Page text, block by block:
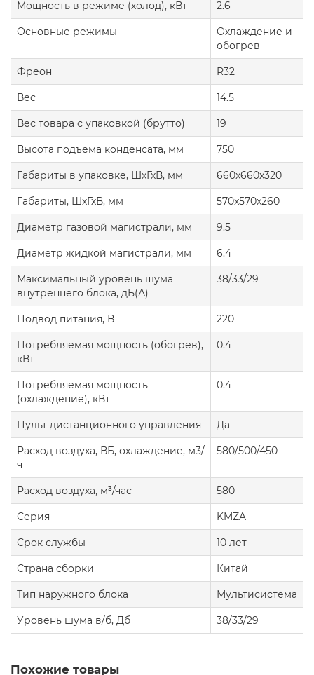
Мощность в режиме (холод), кВт 2.6
Основные режимы
Охлаждение и
обогрев
Фреон R32
Вес 14.5
Вес товара с упаковкой (брутто) 19
Высота подъема конденсата, мм 750
Габариты в упаковке, ШхГхВ, мм 660x660x320
Габариты, ШхГхВ, мм 570x570x260
Диаметр газовой магистрали, мм 9.5
Диаметр жидкой магистрали, мм 6.4
Максимальный уровень шума
внутреннего блока, дБ(А)
38/33/29
Подвод питания, В 220
Потребляемая мощность (обогрев),
кВт
0.4
Потребляемая мощность
(охлаждение), кВт
0.4
Пульт дистанционного управления Да
Расход воздуха, ВБ, охлаждение, м3/
ч
580/500/450
Расход воздуха, м³/час 580
Серия KMZA
Срок службы 10 лет
Страна сборки Китай
Тип наружного блока Мультисистема
Уровень шума в/б, Дб 38/33/29
Похожие товары